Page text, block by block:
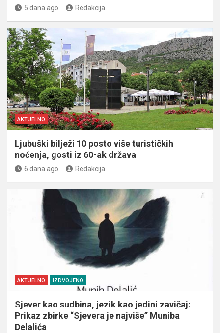
5 dana ago Redakcija
AKTUELNO
Ljubuški bilježi 10 posto više turističkih
noćenja, gosti iz 60-ak država
6 dana ago Redakcija
AKTUELNO IZDVOJENO
Sjever kao sudbina, jezik kao jedini zavičaj:
Prikaz zbirke “Sjevera je najviše” Muniba
Delalića